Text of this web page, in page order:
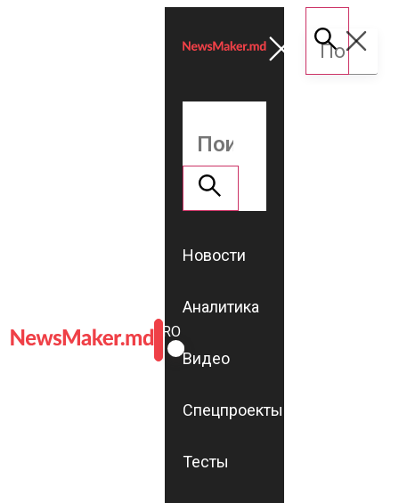
ROMÂNĂ
RU
Новости
Аналитика
Видео
Спецпроекты
Тесты